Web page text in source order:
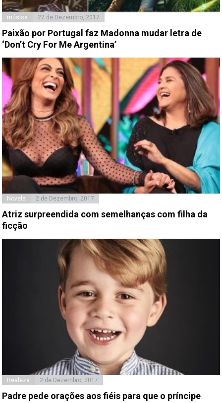
música 27 de Dezembro, 2017
Paixão por Portugal faz Madonna mudar letra de
‘Don’t Cry For Me Argentina’
Novela 2 de Dezembro, 2017
Atriz surpreendida com semelhanças com filha da
ficção
Realeza 2 de Dezembro, 2017
Padre pede orações aos fiéis para que o príncipe